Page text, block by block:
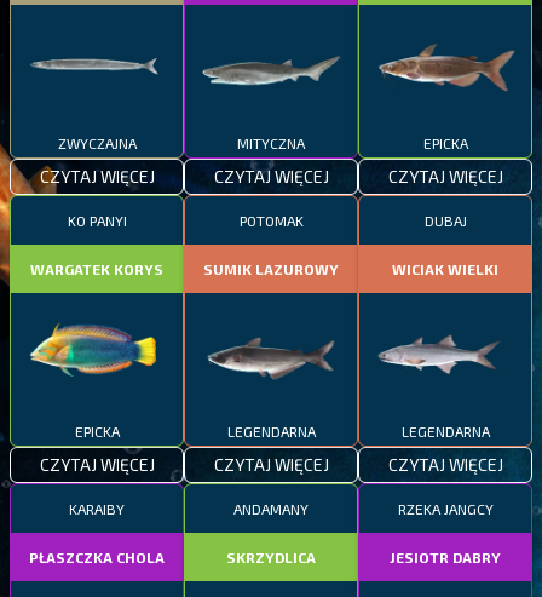
ZWYCZAJNA
CZYTAJ WIĘCEJ
MITYCZNA
CZYTAJ WIĘCEJ
EPICKA
CZYTAJ WIĘCEJ
KO PANYI
WARGATEK KORYS
EPICKA
CZYTAJ WIĘCEJ
POTOMAK
SUMIK LAZUROWY
LEGENDARNA
CZYTAJ WIĘCEJ
DUBAJ
WICIAK WIELKI
LEGENDARNA
CZYTAJ WIĘCEJ
KARAIBY
PŁASZCZKA CHOLA
ANDAMANY
SKRZYDLICA
RZEKA JANGCY
JESIOTR DABRY